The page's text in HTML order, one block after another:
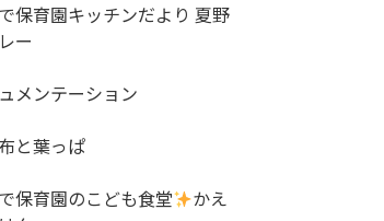
保育園キッチンだより 夏野
ー
メンテーション
と葉っぱ
保育園のこども食堂
かえ